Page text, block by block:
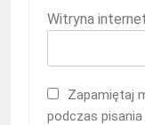
Witryna
Zapamiętaj
podczas